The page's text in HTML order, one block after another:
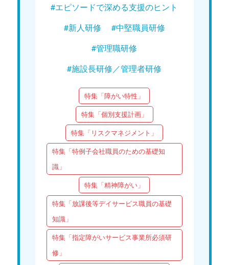
#エピソードで深める支援のヒント
#新人研修
#中堅職員研修
#管理職研修
#施設長研修／管理者研修
特集「障がい特性」
特集「個別支援計画」
特集「リスクマネジメント」
特集「特例子会社職員のための基礎知
識」
特集「精神障がい」
特集「放課後等デイサービス職員の基礎
知識」
特集「指定障がいサービス事業所必須研
修」